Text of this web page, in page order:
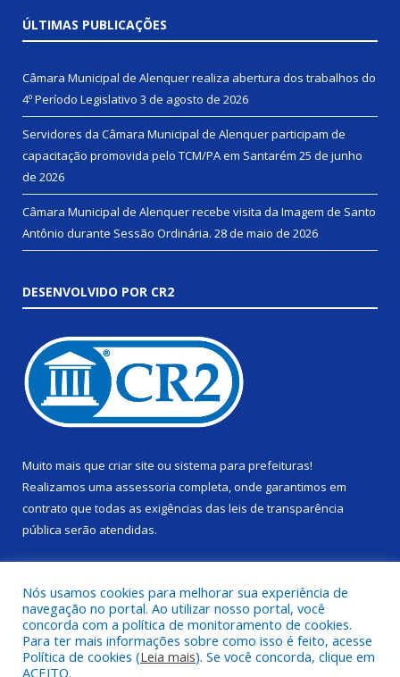
ÚLTIMAS PUBLICAÇÕES
Câmara Municipal de Alenquer realiza abertura dos trabalhos do
4º Período Legislativo 3 de agosto de 2026
Servidores da Câmara Municipal de Alenquer participam de
capacitação promovida pelo TCM/PA em Santarém 25 de junho
de 2026
Câmara Municipal de Alenquer recebe visita da Imagem de Santo
Antônio durante Sessão Ordinária. 28 de maio de 2026
DESENVOLVIDO POR CR2
Muito mais que criar site ou sistema para prefeituras!
Realizamos uma assessoria completa, onde garantimos em
contrato que todas as exigências das leis de transparência
pública serão atendidas.
Todos os direitos reservados a Câmara Municipal de Alenquer.
Nós usamos cookies para melhorar sua experiência de
navegação no portal. Ao utilizar nosso portal, você
concorda com a política de monitoramento de cookies.
Para ter mais informações sobre como isso é feito, acesse
Política de cookies (Leia mais). Se você concorda, clique em
ACEITO.